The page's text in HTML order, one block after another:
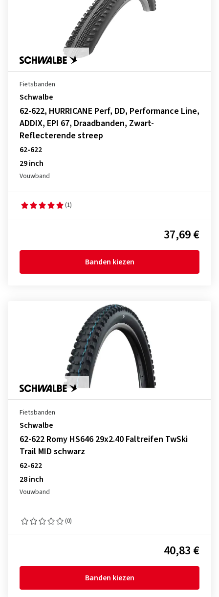
Fietsbanden
Schwalbe
62-622, HURRICANE Perf, DD, Performance Line,
ADDIX, EPI 67, Draadbanden, Zwart-
Reflecterende streep
62-622
29 inch
Vouwband
(1)
37,69 €
Banden kiezen
Fietsbanden
Schwalbe
62-622 Romy HS646 29x2.40 Faltreifen TwSki
Trail MID schwarz
62-622
28 inch
Vouwband
(0)
40,83 €
Banden kiezen